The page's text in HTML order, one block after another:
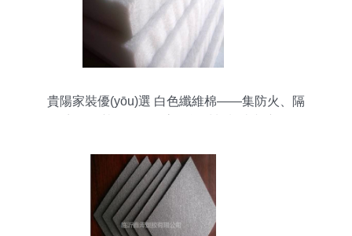
貴陽家裝優(yōu)選 白色纖維棉——集防火、隔